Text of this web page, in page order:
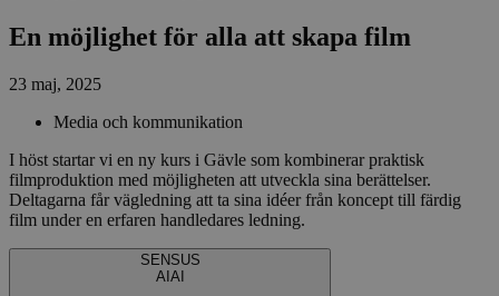
En möjlighet för alla att skapa film
23 maj, 2025
Media och kommunikation
I höst startar vi en ny kurs i Gävle som kombinerar praktisk
filmproduktion med möjligheten att utveckla sina berättelser.
Deltagarna får vägledning att ta sina idéer från koncept till färdig
film under en erfaren handledares ledning.
SENSUS
AIAI